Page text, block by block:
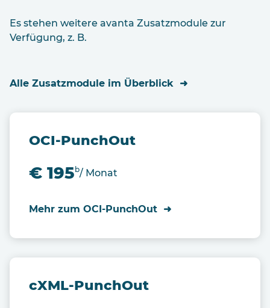
Es stehen weitere avanta Zusatzmodule zur
Verfügung, z. B.
Alle Zusatzmodule im Überblick
OCI-PunchOut
€ 195 b/ Monat
Mehr zum OCI-PunchOut
cXML-PunchOut